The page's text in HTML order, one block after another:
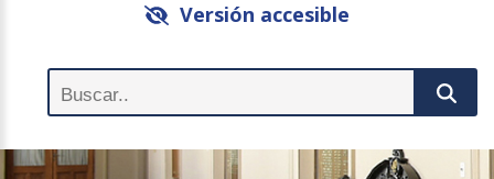
Versión accesible